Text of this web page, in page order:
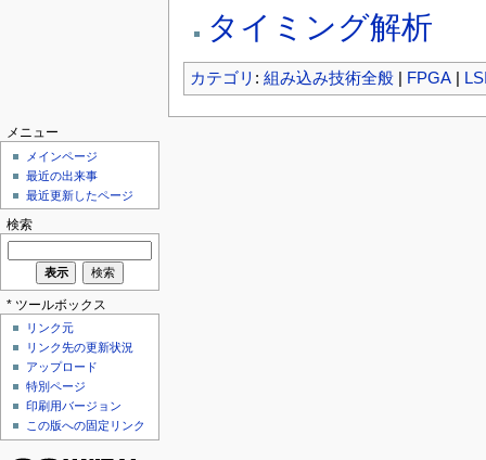
タイミング解析
カテゴリ : 組み込み技術全般| FPGA|
メニュー
メインページ
最近の出来事
最近更新したページ
検索
* ツールボックス
リンク元
リンク先の更新状況
アップロード
特別ページ
印刷用バージョン
この版への固定リンク